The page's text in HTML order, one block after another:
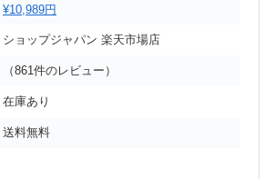
¥10,989円
ショップジャパン 楽天市場店
（861件のレビュー）
在庫あり
送料無料